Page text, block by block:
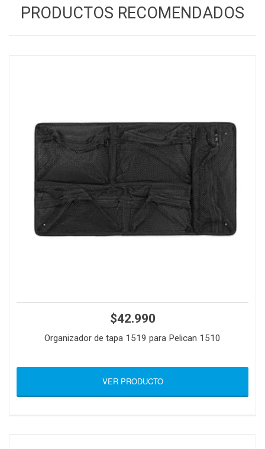
PRODUCTOS RECOMENDADOS
$42.990
Organizador de tapa 1519 para Pelican 1510
VER PRODUCTO